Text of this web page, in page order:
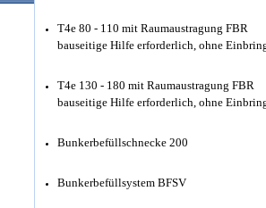
T4e 80 - 110 mit Raumaustragung FBR
bauseitige Hilfe erforderlich, ohne
T4e 130 - 180 mit Raumaustragung FBR
bauseitige Hilfe erforderlich, ohne
Bunkerbefüllschnecke 200
Bunkerbefüllsystem BFSV